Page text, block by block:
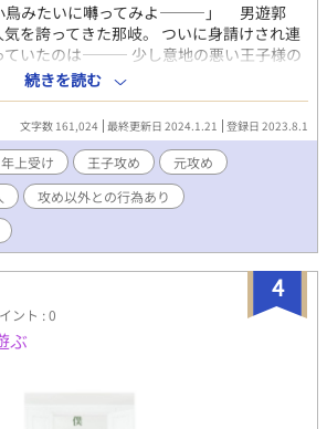
小鳥みたいに囀ってみよ―――」 男遊郭
を誇ってきた那岐。 ついに身請けされ連
ていたのは――― 少し意地の悪い王子様の
日々でした。 現代用語も気にせず使う、
ジー。女性の愛人も登場します（絡みな
人サイト【 zerycook 】に掲載済の作品で
続きを読む
文字数 161,024 最終更新日 2024.1.21 登録日 2023.8.1
年上受け 王子攻め
元攻め
攻め以外との行為あり
4
ント : 0
ぶ